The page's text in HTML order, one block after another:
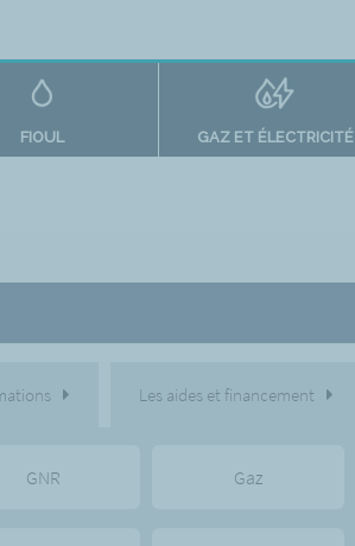
FIOUL GAZ ET ÉLECTRICITÉ
Les aides et financement
GNR Gaz